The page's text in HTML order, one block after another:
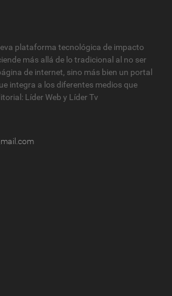
plataforma tecnológica de impacto
más allá de lo tradicional al no ser
de internet, sino más bien un portal
integra a los diferentes medios que
Líder Web y Líder Tv